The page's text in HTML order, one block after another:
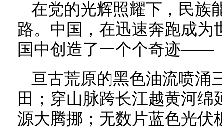
在党的光辉照耀下，民族
路。中国，在迅速奔跑成为
国中创造了一个个奇迹——
亘古荒原的黑色油流喷涌
田；穿山脉跨长江越黄河
源大腾挪；无数片蓝色光伏